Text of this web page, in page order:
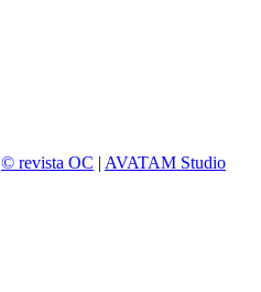
© revista OC | AVATAM Studio